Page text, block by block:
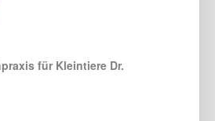
für Kleintiere Dr.